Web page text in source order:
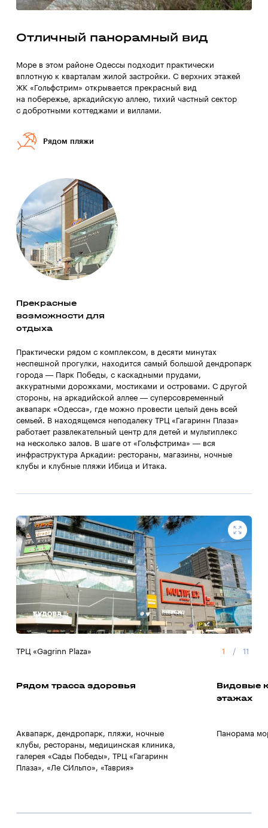
Отличный панорамный вид
Море в этом районе Одессы подходит практически
вплотную к кварталам жилой застройки. С верхних этажей
ЖК «Гольфстрим» открывается прекрасный вид
на побережье, аркадийскую аллею, тихий частный сектор
с добротными коттеджами и виллами.
Рядом пляжи
Прекрасные
возможности для
отдыха
Практически рядом с комплексом, в десяти минутах
неспешной прогулки, находится самый большой дендропарк
города — Парк Победы, с каскадными прудами,
аккуратными дорожками, мостиками и островами. С другой
стороны, на аркадийской аллее — суперсовременный
аквапарк «Одесса», где можно провести целый день всей
семьей. В находящемся неподалеку ТРЦ «Гагаринн Плаза»
работает развлекательный центр для детей и мультиплекс
на несколько залов. В шаге от «Гольфстрима» — вся
инфраструктура Аркадии: рестораны, магазины, ночные
клубы и клубные пляжи Ибица и Итака.
ТРЦ «Gagrinn Plaza» 1 / 11
Рядом трасса здоровья
Аквапарк, дендропарк, пляжи, ночные
клубы, рестораны, медицинская клиника,
галерея «Сады Победы», ТРЦ «Гагаринн
Плаза», «Ле СИльпо», «Таврия»
Видовые
этажах
Панорама